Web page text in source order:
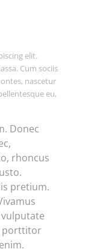
elit.
Cum sociis
nascetur
eu,
Donec
rhoncus
pretium.
porttitor